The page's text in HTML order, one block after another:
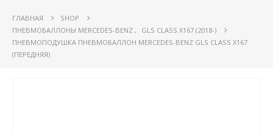
ГЛАВНАЯ
SHOP
ПНЕВМОБАЛЛОНЫ MERCEDES-BENZ ,
GLS CLASS X167 (2018-)
ПНЕВМОПОДУШКА ПНЕВМОБАЛЛОН MERCEDES-BENZ GLS CLASS X167
(ПЕРЕДНЯЯ)